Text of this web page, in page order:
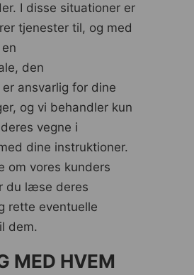
I disse situationer er
tjenester til, og med
den
er ansvarlig for dine
og vi behandler kun
vegne i
dine instruktioner.
om vores kunders
du læse deres
rette eventuelle
dem.
MED HVEM